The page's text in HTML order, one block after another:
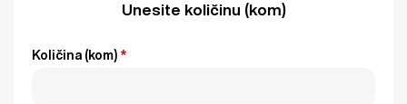
Unesite količinu (kom)
Količina (kom) *